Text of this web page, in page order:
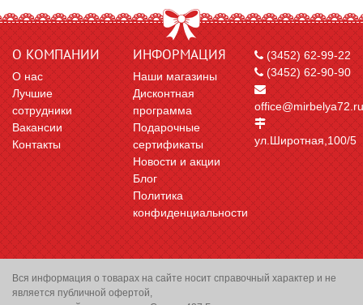
О КОМПАНИИ
О нас
Лучшие
сотрудники
Вакансии
Контакты
ИНФОРМАЦИЯ
Наши магазины
Дисконтная
программа
Подарочные
сертификаты
Новости и акции
Блог
Политика
конфиденциальности
(3452) 62-99-22
(3452) 62-90-90
office@mirbelya72.ru
ул.Широтная,100/5
Вся информация о товарах на сайте носит справочный характер и не
является публичной офертой,